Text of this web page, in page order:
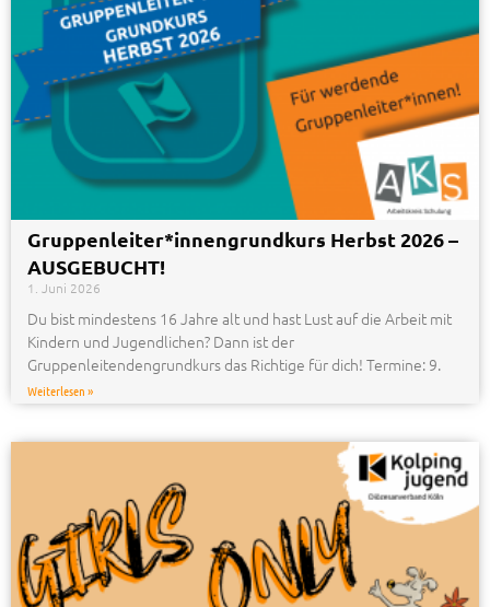
Gruppenleiter*innengrundkurs Herbst 2026 –
AUSGEBUCHT!
1. Juni 2026
Du bist mindestens 16 Jahre alt und hast Lust auf die Arbeit mit
Kindern und Jugendlichen? Dann ist der
Gruppenleitendengrundkurs das Richtige für dich! Termine: 9.
Weiterlesen »